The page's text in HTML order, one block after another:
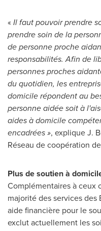
«Il faut pouvoir prendre
prendre soin de la
de personne proche
responsabilités. Afin de
personnes proches
du quotidien, les
domicile répondent au
personne aidée soit à
aides à domicile
encadrées », explique J.
Réseau de coopération
Plus de soutien à
Complémentaires à ceux
majorité des services des
aide financière pour le
exclut actuellement les